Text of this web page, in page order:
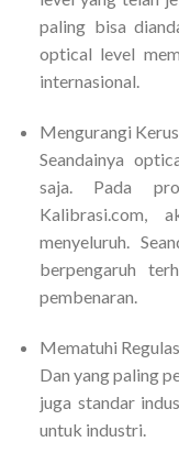
paling bisa
optical level
internasional.
Mengurangi
Seandainya
saja. Pada
Kalibrasi.com,
menyeluruh.
berpengaruh
pembenaran.
Mematuhi
Dan yang paling
juga standar
untuk industri.